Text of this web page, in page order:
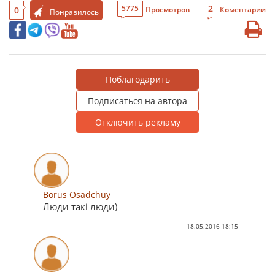
0 Понравилось 5775 Просмотров 2 Коментарии
Поблагодарить
Подписаться на автора
Отключить рекламу
Borus Osadchuy
Люди такі люди)
18.05.2016 18:15